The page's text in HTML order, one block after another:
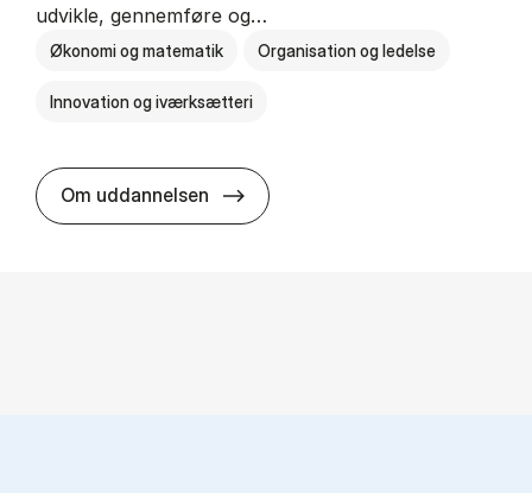
udvikle, gennemføre og…
Økonomi og matematik Organisation og ledelse
Innovation og iværksætteri
Om uddannelsen HA i pro­jekt­le­del­se